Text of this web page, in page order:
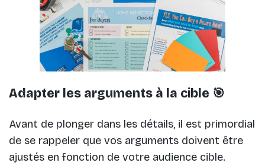
Adapter les arguments à la cible 🎯
Avant de plonger dans les détails, il est primordial
de se rappeler que vos arguments doivent être
ajustés en fonction de votre audience cible.